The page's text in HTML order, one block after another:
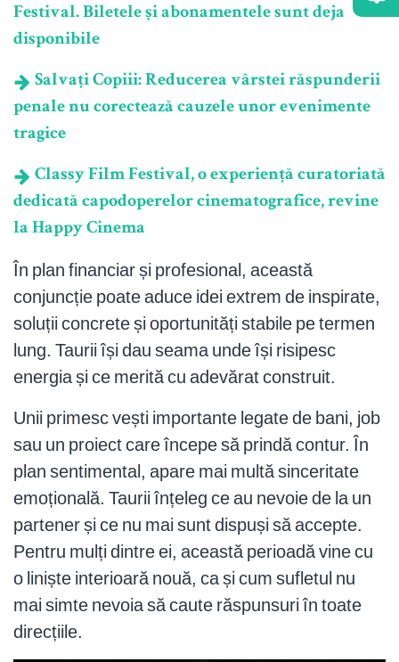
Festival. Biletele și abonamentele sunt deja
disponibile
Salvați Copiii: Reducerea vârstei răspunderii
penale nu corectează cauzele unor evenimente
tragice
Classy Film Festival, o experiență curatoriată
dedicată capodoperelor cinematografice, revine
la Happy Cinema
În plan financiar și profesional, această
conjuncție poate aduce idei extrem de inspirate,
soluții concrete și oportunități stabile pe termen
lung. Taurii își dau seama unde își risipesc
energia și ce merită cu adevărat construit.
Unii primesc vești importante legate de bani, job
sau un proiect care începe să prindă contur. În
plan sentimental, apare mai multă sinceritate
emoțională. Taurii înțeleg ce au nevoie de la un
partener și ce nu mai sunt dispuși să accepte.
Pentru mulți dintre ei, această perioadă vine cu
o liniște interioară nouă, ca și cum sufletul nu
mai simte nevoia să caute răspunsuri în toate
direcțiile.